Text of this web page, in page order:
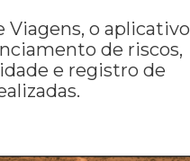
Viagens, o aplicativo
de riscos,
e registro de